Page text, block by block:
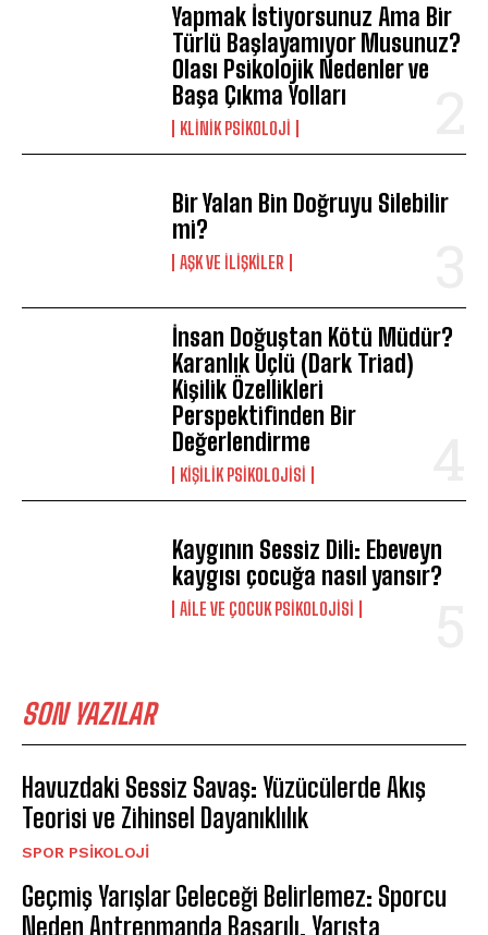
Yapmak İstiyorsunuz Ama Bir
Türlü Başlayamıyor Musunuz?
Olası Psikolojik Nedenler ve
Başa Çıkma Yolları
KLINIK PSIKOLOJI
Bir Yalan Bin Doğruyu Silebilir
mi?
AŞK VE İLIŞKILER
İnsan Doğuştan Kötü Müdür?
Karanlık Üçlü (Dark Triad)
Kişilik Özellikleri
Perspektifinden Bir
Değerlendirme
KIŞILIK PSIKOLOJISI
Kaygının Sessiz Dili: Ebeveyn
kaygısı çocuğa nasıl yansır?
AILE VE ÇOCUK PSIKOLOJISI
SON YAZILAR
Havuzdaki Sessiz Savaş: Yüzücülerde Akış
Teorisi ve Zihinsel Dayanıklılık
SPOR PSIKOLOJI
Geçmiş Yarışlar Geleceği Belirlemez: Sporcu
Neden Antrenmanda Başarılı, Yarışta